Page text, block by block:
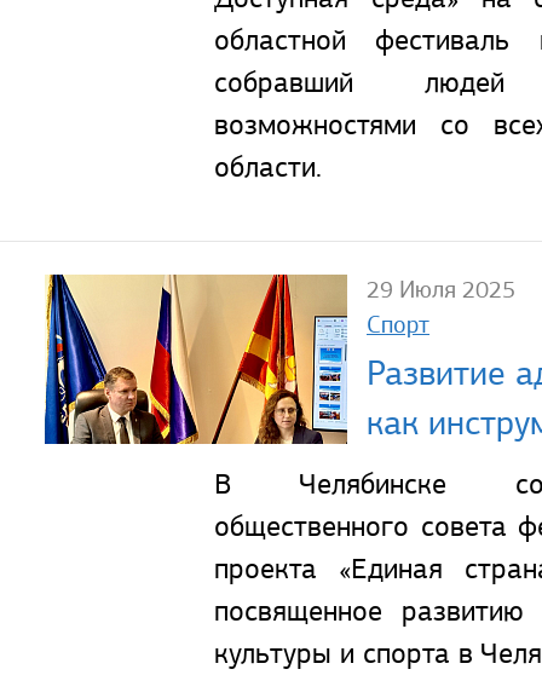
областной
собравший
возможностями со
области.
29 Июля 2025
Спорт
Развитие
как
В Челябинске
общественного совета
проекта «Единая
посвященное развитию
культуры и спорта в